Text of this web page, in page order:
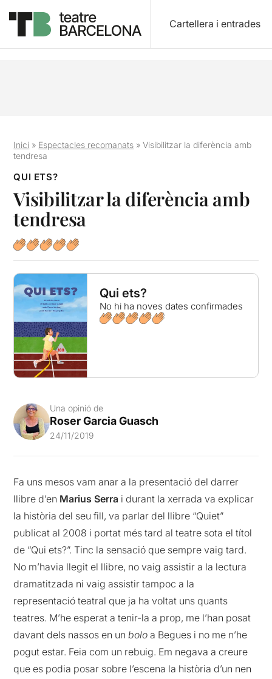
Cartellera i entrades
Inici » Espectacles recomanats »Visibilitzar la diferència amb
tendresa
QUI ETS?
Visibilitzar la diferència amb
tendresa
Qui ets?
No hi ha noves dates confirmades
Una opinió de
Roser Garcia Guasch
24/11/2019
Fa uns mesos vam anar a la presentació del darrer
llibre d’en Marius Serra i durant la xerrada va explicar
la història del seu fill, va parlar del llibre “Quiet”
publicat al 2008 i portat més tard al teatre sota el títol
de “Qui ets?”. Tinc la sensació que sempre vaig tard.
No m’havia llegit el llibre, no vaig assistir a la lectura
dramatitzada ni vaig assistir tampoc a la
representació teatral que ja ha voltat uns quants
teatres. M’he esperat a tenir-la a prop, me l’han posat
davant dels nassos en unbolo a Begues i no me n’he
pogut estar. Feia com un rebuig. Em negava a creure
que es podia posar sobre l’escena la història d’un nen